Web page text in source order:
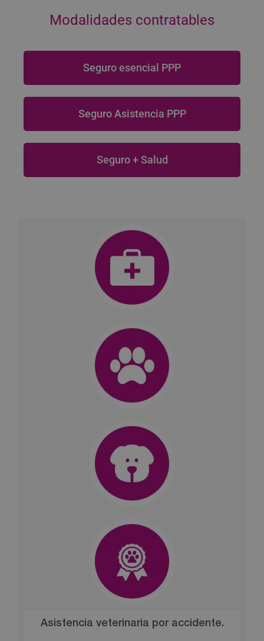
Modalidades contratables
Seguro esencial PPP
Seguro Asistencia PPP
Seguro + Salud
Asistencia veterinaria por accidente.